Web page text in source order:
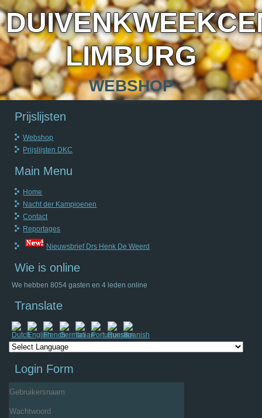
LIMBURG
WEBSHOP
Prijslijsten
Webshop
Prijslijsten DKC
Main Menu
Home
Nacht der Kampioenen
Contact
Reportages
Nieuwsbrief Drs Henk De Weerd
Wie is online
We hebben 8054 gasten en 4 leden online
Translate
Login Form